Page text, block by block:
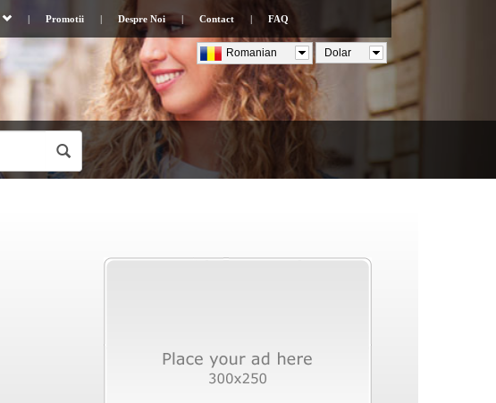
| Promotii | Despre Noi | Contact | FAQ
Dolar
Romanian